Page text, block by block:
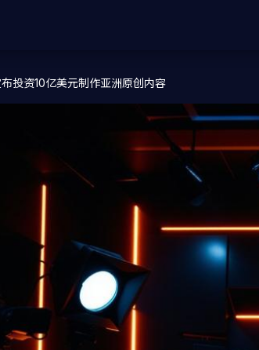
投资10亿美元制作亚洲原创内容